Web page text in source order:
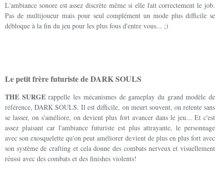
L'ambiance sonore est assez discrète même si elle fait correctement le job.
Pas de multijoueur mais pour seul complément un mode plus difficile se
débloque à la fin du jeu pour les plus fous d'entre vous... ;)
Le petit frère futuriste de DARK SOULS
THE SURGErappelle les mécanismes de gameplay du grand modèle de
référence, DARK SOULS. Il est difficile, on meurt souvent, on retente sans
se lasser, on s'améliore, on devient plus fort avancer dans le jeu... Et c'est
assez plaisant car l'ambiance futuriste est plus attrayante, le personnage
avec son exosquelette qu'on peut améliorer devient de plus en plus fort avec
son système de crafting et cela donne des combats nerveux et visuellement
réussi avec des combats et des finishes violents!